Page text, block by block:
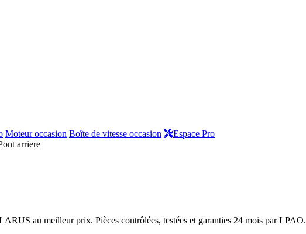
Moteur occasion Boîte de vitesse occasion
Espace Pro
arriere
au meilleur prix. Pièces contrôlées, testées et garanties 24 mois par LPAO.